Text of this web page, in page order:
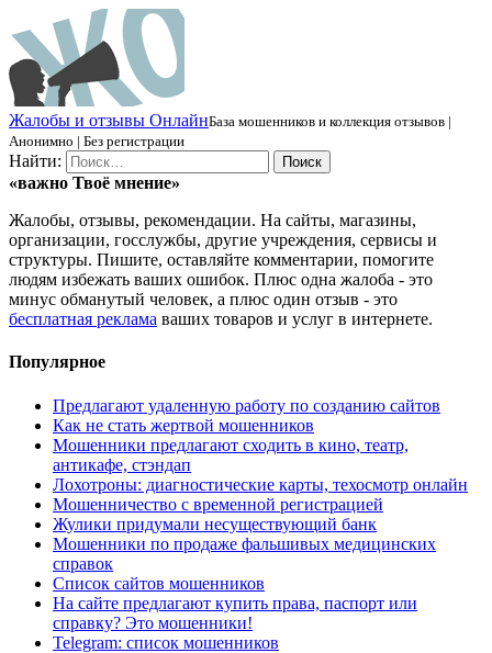
Жалобы и отзывы ОнлайнБаза мошенников и коллекция отзывов |
Анонимно | Без регистрации
Найти:
«важно Твоё мнение»
Жалобы, отзывы, рекомендации. На сайты, магазины,
организации, госслужбы, другие учреждения, сервисы и
структуры. Пишите, оставляйте комментарии, помогите
людям избежать ваших ошибок. Плюс одна жалоба - это
минус обманутый человек, а плюс один отзыв - это
бесплатная реклама ваших товаров и услуг в интернете.
Популярное
Предлагают удаленную работу по созданию сайтов
Как не стать жертвой мошенников
Мошенники предлагают сходить в кино, театр,
антикафе, стэндап
Лохотроны: диагностические карты, техосмотр онлайн
Мошенничество с временной регистрацией
Жулики придумали несуществующий банк
Мошенники по продаже фальшивых медицинских
справок
Список сайтов мошенников
На сайте предлагают купить права, паспорт или
справку? Это мошенники!
Telegram: список мошенников